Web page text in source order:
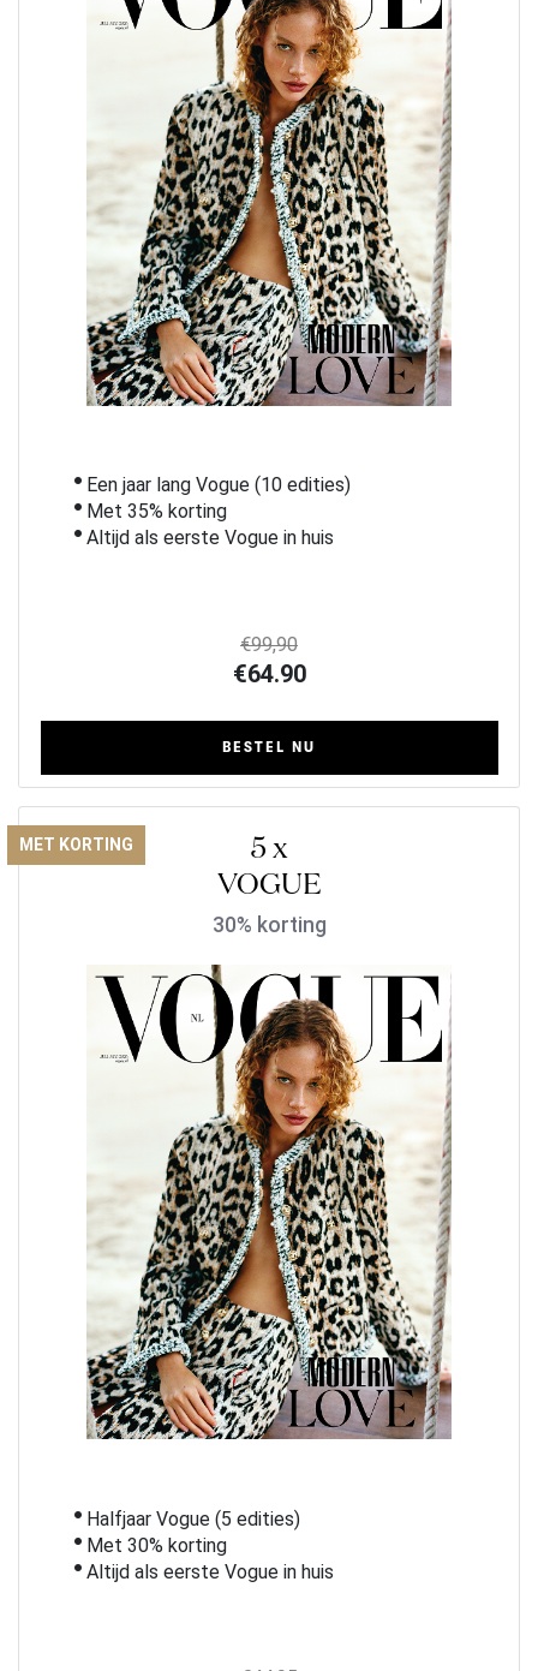
Een jaar lang Vogue (10 edities)
Met 35% korting
Altijd als eerste Vogue in huis
€99,90
€64.90
BESTEL NU
5 x
VOGUE
MET KORTING
30% korting
Halfjaar Vogue (5 edities)
Met 30% korting
Altijd als eerste Vogue in huis